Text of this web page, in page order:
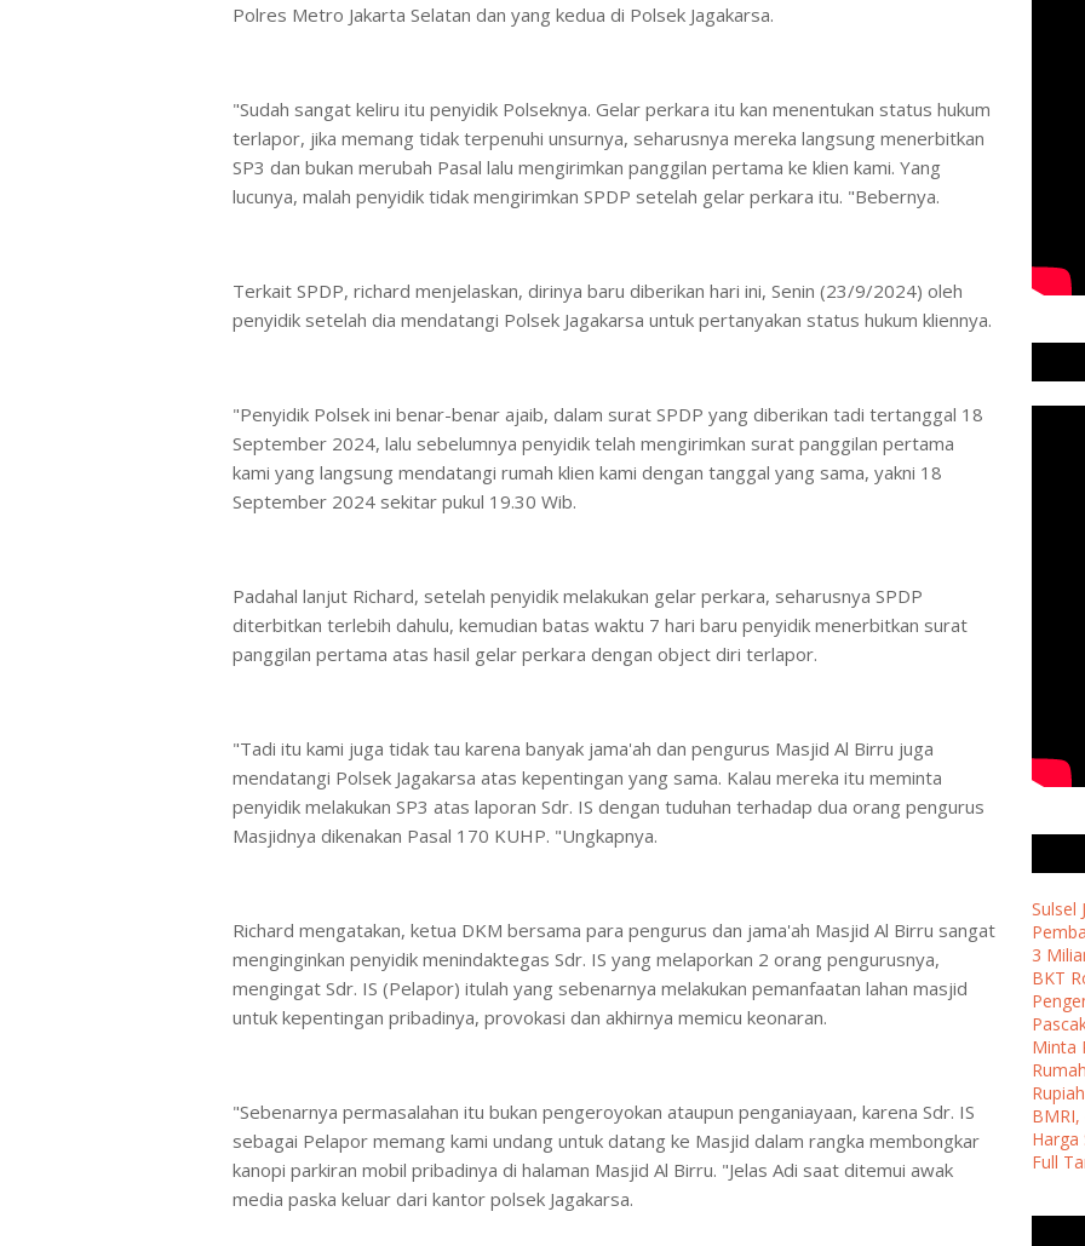
Polres Metro Jakarta Selatan dan yang kedua di Polsek Jagakarsa.
"Sudah sangat keliru itu penyidik Polseknya. Gelar perkara itu kan menentukan status hukum
terlapor, jika memang tidak terpenuhi unsurnya, seharusnya mereka langsung menerbitkan
SP3 dan bukan merubah Pasal lalu mengirimkan panggilan pertama ke klien kami. Yang
lucunya, malah penyidik tidak mengirimkan SPDP setelah gelar perkara itu. "Bebernya.
Terkait SPDP, richard menjelaskan, dirinya baru diberikan hari ini, Senin (23/9/2024) oleh
penyidik setelah dia mendatangi Polsek Jagakarsa untuk pertanyakan status hukum kliennya.
"Penyidik Polsek ini benar-benar ajaib, dalam surat SPDP yang diberikan tadi tertanggal 18
September 2024, lalu sebelumnya penyidik telah mengirimkan surat panggilan pertama
kami yang langsung mendatangi rumah klien kami dengan tanggal yang sama, yakni 18
September 2024 sekitar pukul 19.30 Wib.
Padahal lanjut Richard, setelah penyidik melakukan gelar perkara, seharusnya SPDP
diterbitkan terlebih dahulu, kemudian batas waktu 7 hari baru penyidik menerbitkan surat
panggilan pertama atas hasil gelar perkara dengan object diri terlapor.
"Tadi itu kami juga tidak tau karena banyak jama'ah dan pengurus Masjid Al Birru juga
mendatangi Polsek Jagakarsa atas kepentingan yang sama. Kalau mereka itu meminta
penyidik melakukan SP3 atas laporan Sdr. IS dengan tuduhan terhadap dua orang pengurus
Masjidnya dikenakan Pasal 170 KUHP. "Ungkapnya.
Richard mengatakan, ketua DKM bersama para pengurus dan jama'ah Masjid Al Birru sangat
menginginkan penyidik menindaktegas Sdr. IS yang melaporkan 2 orang pengurusnya,
mengingat Sdr. IS (Pelapor) itulah yang sebenarnya melakukan pemanfaatan lahan masjid
untuk kepentingan pribadinya, provokasi dan akhirnya memicu keonaran.
"Sebenarnya permasalahan itu bukan pengeroyokan ataupun penganiayaan, karena Sdr. IS
sebagai Pelapor memang kami undang untuk datang ke Masjid dalam rangka membongkar
kanopi parkiran mobil pribadinya di halaman Masjid Al Birru. "Jelas Adi saat ditemui awak
media paska keluar dari kantor polsek Jagakarsa.
Sulsel
3
BKT
Minta
Rumah
Harga
Full